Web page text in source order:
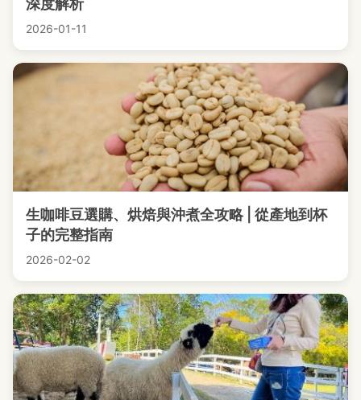
2026-01-11
生咖啡豆選購、烘焙與沖煮全攻略 | 從產地到杯
子的完整指南
2026-02-02